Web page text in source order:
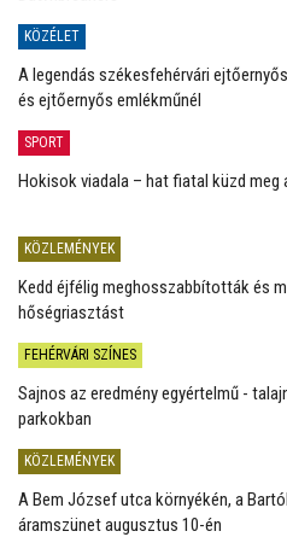
KÖZÉLET
A legendás székesfehérvári
és ejtőernyős emlékműnél
SPORT
Hokisok viadala – hat fiatal küzd meg
KÖZLEMÉNYEK
Kedd éjfélig meghosszabbították és
hőségriasztást
FEHÉRVÁRI SZÍNES
Sajnos az eredmény egyértelmű -
parkokban
KÖZLEMÉNYEK
A Bem József utca környékén, a
áramszünet augusztus 10-én